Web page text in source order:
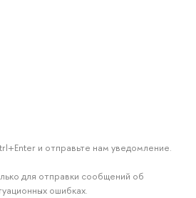
и отправьте нам уведомление.
для отправки сообщений об
ошибках.